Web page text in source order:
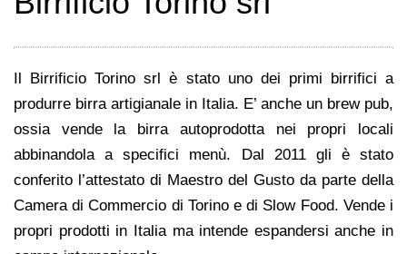
Il Birrificio Torino srl è stato uno dei primi birrifici a
produrre birra artigianale in Italia. E’ anche un brew pub,
ossia vende la birra autoprodotta nei propri locali
abbinandola a specifici menù. Dal 2011 gli è stato
conferito l’attestato di Maestro del Gusto da parte della
Camera di Commercio di Torino e di Slow Food. Vende i
propri prodotti in Italia ma intende espandersi anche in